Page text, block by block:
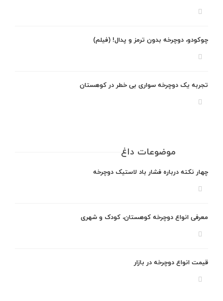
چوکودو، دوچرخه بدون ترمز و پدال! (فیلم)
تجربه یک دوچرخه سواری بی خطر در کوهستان
موضوعات داغ
چهار نکته درباره فشار باد لاستیک دوچرخه
معرفی انواع دوچرخه کوهستان، کودک و شهری
قیمت انواع دوچرخه در بازار